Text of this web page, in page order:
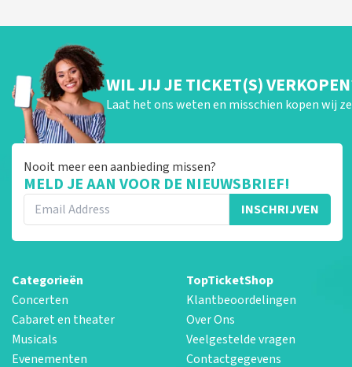
WIL JIJ JE TICKET(S)
Laat het ons weten en misschien kopen wij
Nooit meer een aanbieding missen?
MELD JE AAN VOOR DE NIEUWSBRIEF!
INSCHRIJVEN
Categorieën
Concerten
Cabaret en theater
Musicals
Evenementen
TopTicketShop
Klantbeoordelingen
Over Ons
Veelgestelde vragen
Contactgegevens